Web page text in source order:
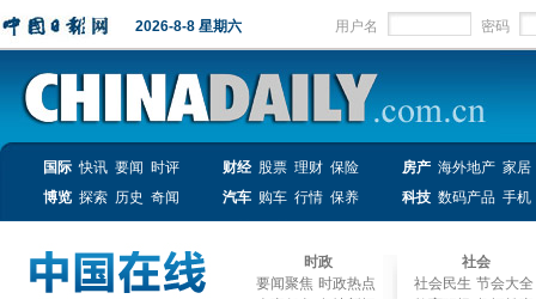
2026-8-8 星期六 用户名 密码
国际 快讯 要闻 时评 财经 股票 理财 保险 房产 海外地产 家居
博览 探索 历史 奇闻 汽车 购车 行情 保养 科技 数码产品 手机
时政
要闻聚焦 时政热点
社会
社会民生 节会大全